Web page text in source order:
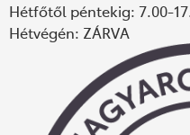
Hétfőtől péntekig: 7.00-
Hétvégén: ZÁRVA